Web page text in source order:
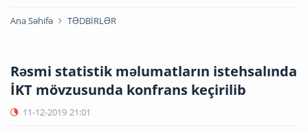
Ana Səhifə TƏDBİRLƏR
Rəsmi statistik məlumatların istehsalında
İKT mövzusunda konfrans keçirilib
11-12-2019 21:01